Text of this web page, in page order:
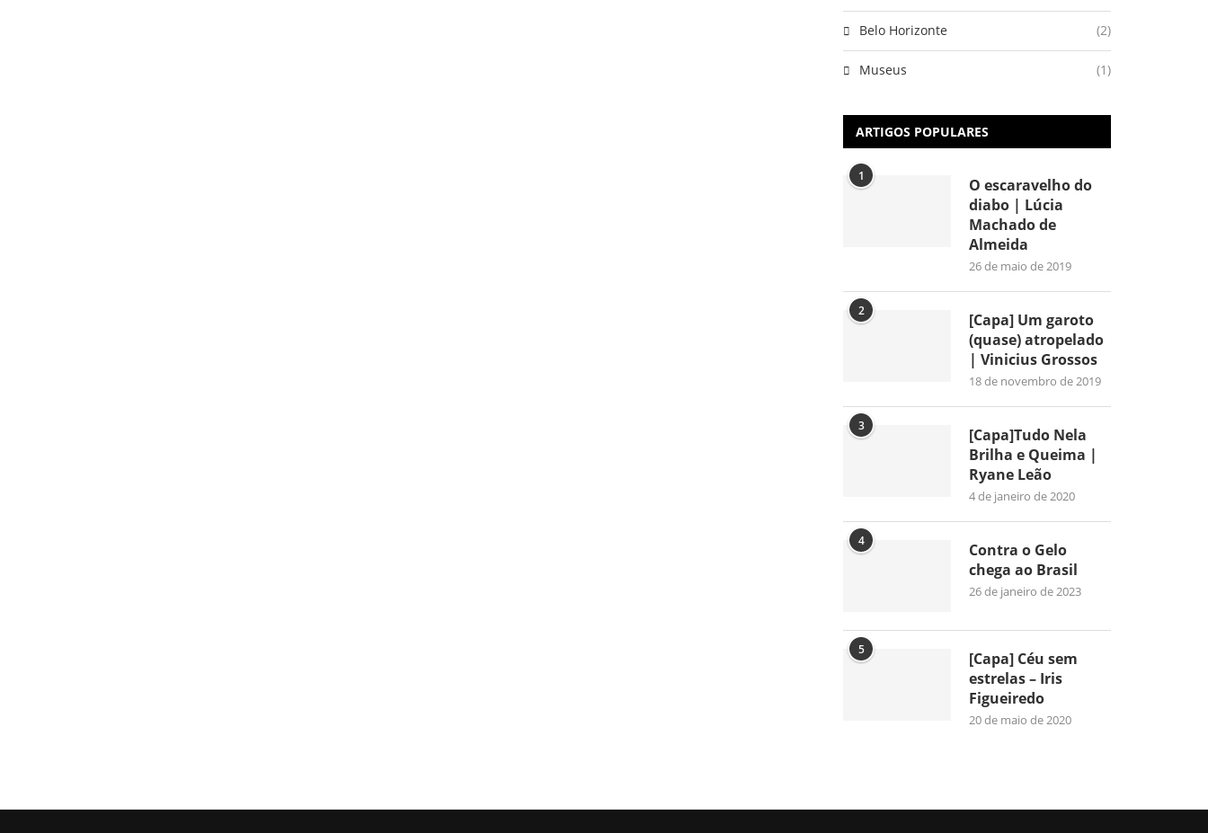
Belo Horizonte (2)
Museus (1)
ARTIGOS POPULARES
1
O escaravelho do
diabo | Lúcia
Machado de
Almeida
26 de maio de 2019
2
[Capa] Um garoto
(quase) atropelado
| Vinicius Grossos
18 de novembro de 2019
3
[Capa]Tudo Nela
Brilha e Queima |
Ryane Leão
4 de janeiro de 2020
4
Contra o Gelo
chega ao Brasil
26 de janeiro de 2023
5
[Capa] Céu sem
estrelas – Iris
Figueiredo
20 de maio de 2020